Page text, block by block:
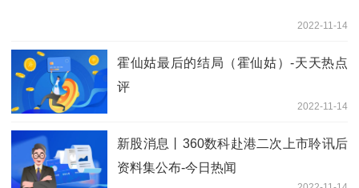
2022-11-14
霍仙姑最后的结局（霍仙姑）-天天热点
评
2022-11-14
新股消息丨360数科赴港二次上市聆讯后
资料集公布-今日热闻